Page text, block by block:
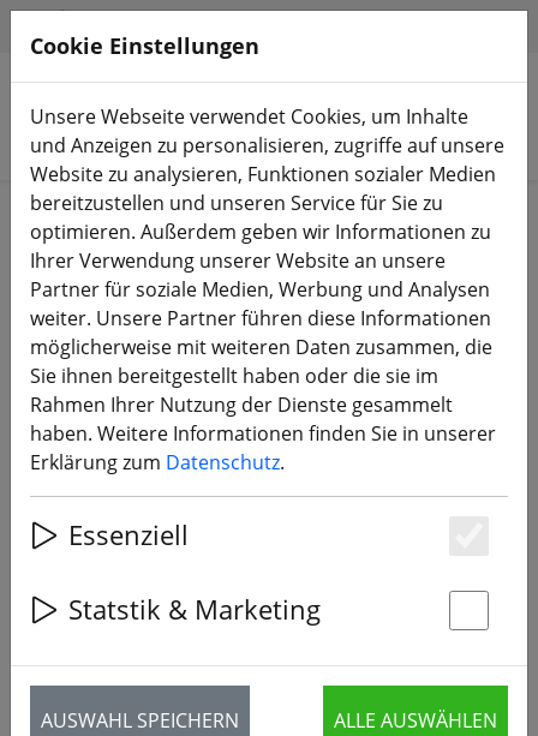
Produkte suchen
Start Bauteile FC, ESC, AIO & Stacks
Flycolor X-Cross HV3 120A 5-12S ESC
Cookie Einstellungen
Unsere Webseite verwendet Cookies, um Inhalte
und Anzeigen zu personalisieren, zugriffe auf unsere
Website zu analysieren, Funktionen sozialer Medien
bereitzustellen und unseren Service für Sie zu
optimieren. Außerdem geben wir Informationen zu
Ihrer Verwendung unserer Website an unsere
Partner für soziale Medien, Werbung und Analysen
weiter. Unsere Partner führen diese Informationen
möglicherweise mit weiteren Daten zusammen, die
Sie ihnen bereitgestellt haben oder die sie im
Rahmen Ihrer Nutzung der Dienste gesammelt
haben. Weitere Informationen finden Sie in unserer
Erklärung zum Datenschutz.
Essenziell
Statstik & Marketing
AUSWAHL SPEICHERN ALLE AUSWÄHLEN